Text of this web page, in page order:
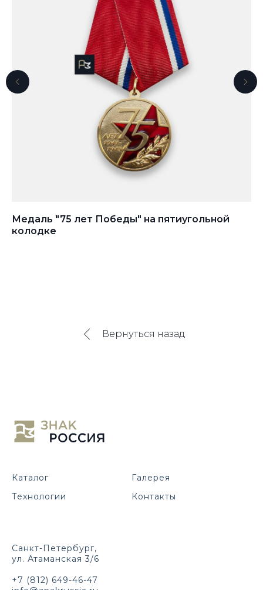
Медаль "75 лет Победы" на пятиугольной
колодке
Вернуться назад
Каталог
Технологии
Галерея
Контакты
Санкт-Петербург,
ул. Атаманская 3/6
+7 (812) 649-46-47